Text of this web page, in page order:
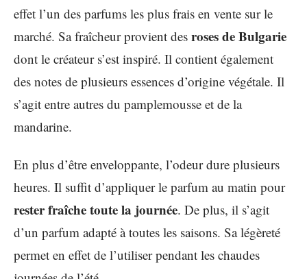
effet l’un des parfums les plus frais en vente sur le
marché. Sa fraîcheur provient des roses de Bulgarie
dont le créateur s’est inspiré. Il contient également
des notes de plusieurs essences d’origine végétale. Il
s’agit entre autres du pamplemousse et de la
mandarine.
En plus d’être enveloppante, l’odeur dure plusieurs
heures. Il suffit d’appliquer le parfum au matin pour
rester fraîche toute la journée. De plus, il s’agit
d’un parfum adapté à toutes les saisons. Sa légèreté
permet en effet de l’utiliser pendant les chaudes